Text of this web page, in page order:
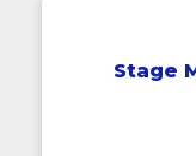
Stage